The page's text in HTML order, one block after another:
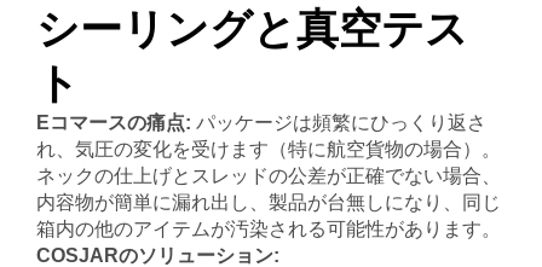
シーリングと真空テス
ト
Eコマースの痛点: パッケージは頻繁にひっくり返さ
れ、気圧の変化を受けます（特に航空貨物の場合）。
ネックの仕上げとスレッドの公差が正確でない場合、
内容物が簡単に漏れ出し、製品が台無しになり、同じ
箱内の他のアイテムが汚染される可能性があります。
COSJARのソリューション: